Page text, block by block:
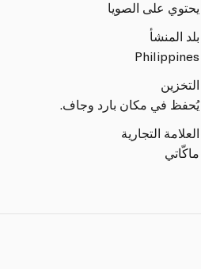
يحتوي على الصويا
بلد المنشأ
Philippines
التخزين
يُحفظ في مكان بارد وجاف.
العلامة التجارية
ماكّاتي